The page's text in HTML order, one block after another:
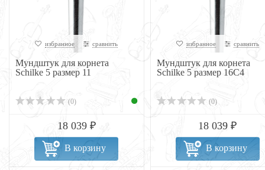
избранное сравнить
Мундштук для корнета
Schilke 5 размер 11
(0)
18 039 ₽
В корзину
избранное сравнить
Мундштук для корнета
Schilke 5 размер 16C4
(0)
18 039 ₽
В корзину